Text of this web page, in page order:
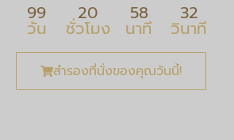
99
วัน
20
ชั่วโมง
58
นาที
32
วินาที
สำรองที่นั่งของคุณวันนี้!